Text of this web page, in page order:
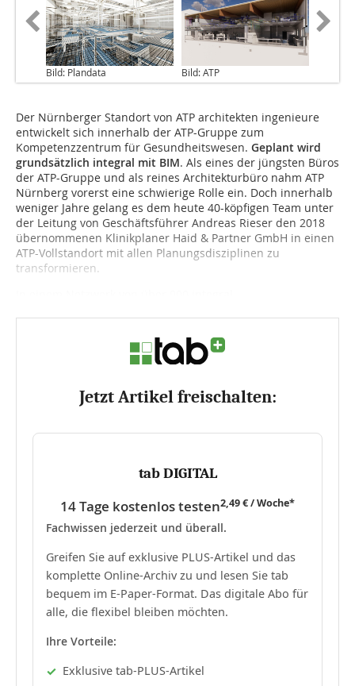
Bild: Plandata Bild: ATP
Der Nürnberger Standort von ATP architekten ingenieure
entwickelt sich innerhalb der ATP-Gruppe zum
Kompetenzzentrum für Gesundheitswesen. Geplant wird
grundsätzlich integral mit BIM. Als eines der jüngsten Büros
der ATP-Gruppe und als reines Architekturbüro nahm ATP
Nürnberg vorerst eine schwierige Rolle ein. Doch innerhalb
weniger Jahre gelang es dem heute 40-köpfigen Team unter
der Leitung von Geschäftsführer Andreas Rieser den 2018
übernommenen Klinikplaner Haid & Partner GmbH in einen
ATP-Vollstandort mit allen Planungsdisziplinen zu
transformieren.
Jetzt Artikel freischalten:
tab DIGITAL
14 Tage kostenlos testen2,49 € / Woche*
Fachwissen jederzeit und überall.
Greifen Sie auf exklusive PLUS-Artikel und das
komplette Online-Archiv zu und lesen Sie tab
bequem im E-Paper-Format. Das digitale Abo für
alle, die flexibel bleiben möchten.
Ihre Vorteile:
Exklusive tab-PLUS-Artikel